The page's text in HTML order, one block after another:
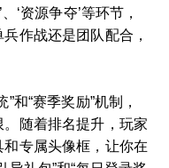
‘资源争夺’等环节，
作战还是团队配合，
和“赛季奖励”机制，
随着排名提升，玩家
专属头像框，让你在